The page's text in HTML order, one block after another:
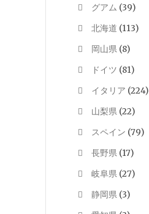
グアム (39)
北海道 (113)
岡山県 (8)
ドイツ (81)
イタリア (224)
山梨県 (22)
スペイン (79)
長野県 (17)
岐阜県 (27)
静岡県 (3)